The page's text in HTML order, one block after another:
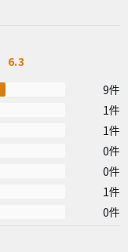
6.3
9件
1件
1件
0件
0件
1件
0件